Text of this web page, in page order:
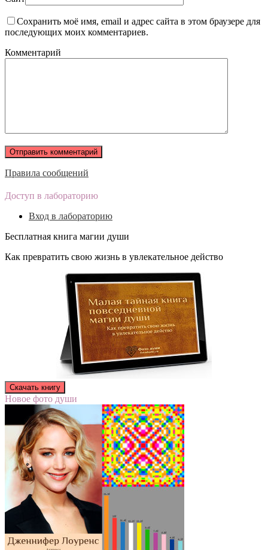
Сохранить моё имя, email и адрес сайта в этом браузере для
последующих моих комментариев.
Комментарий
Правила сообщений
Доступ в лабораторию
Вход в лабораторию
Бесплатная книга магии души
Как превратить свою жизнь в увлекательное действо
Новое фото души